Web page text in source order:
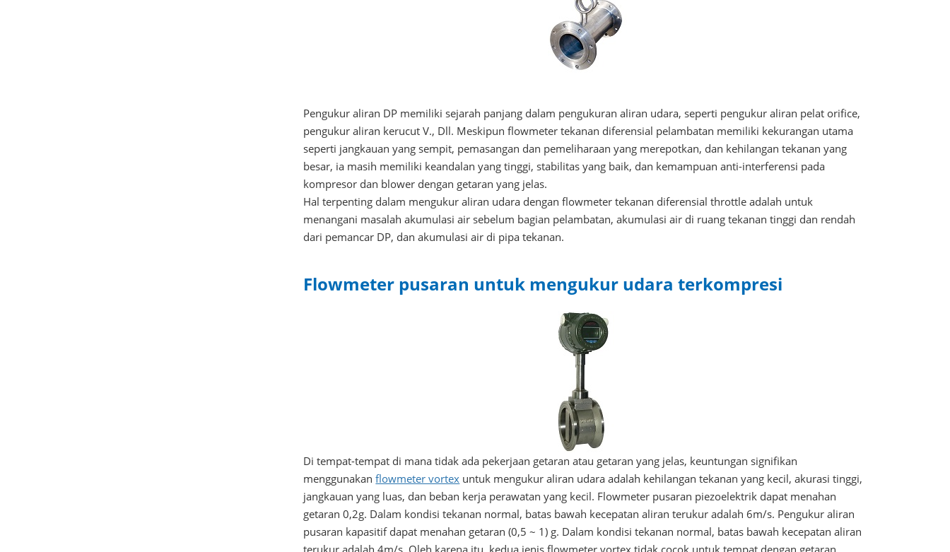
Pengukur aliran DP memiliki sejarah panjang dalam pengukuran aliran udara, seperti pengukur aliran pelat orifice,
pengukur aliran kerucut V., Dll. Meskipun flowmeter tekanan diferensial pelambatan memiliki kekurangan utama
seperti jangkauan yang sempit, pemasangan dan pemeliharaan yang merepotkan, dan kehilangan tekanan yang
besar, ia masih memiliki keandalan yang tinggi, stabilitas yang baik, dan kemampuan anti-interferensi pada
kompresor dan blower dengan getaran yang jelas.
Hal terpenting dalam mengukur aliran udara dengan flowmeter tekanan diferensial throttle adalah untuk
menangani masalah akumulasi air sebelum bagian pelambatan, akumulasi air di ruang tekanan tinggi dan rendah
dari pemancar DP, dan akumulasi air di pipa tekanan.
Flowmeter pusaran untuk mengukur udara terkompresi
Di tempat-tempat di mana tidak ada pekerjaan getaran atau getaran yang jelas, keuntungan signifikan
menggunakanflowmeter vortex untuk mengukur aliran udara adalah kehilangan tekanan yang kecil, akurasi tinggi,
jangkauan yang luas, dan beban kerja perawatan yang kecil. Flowmeter pusaran piezoelektrik dapat menahan
getaran 0,2g. Dalam kondisi tekanan normal, batas bawah kecepatan aliran terukur adalah 6m/s. Pengukur aliran
pusaran kapasitif dapat menahan getaran (0,5 ~ 1) g. Dalam kondisi tekanan normal, batas bawah kecepatan aliran